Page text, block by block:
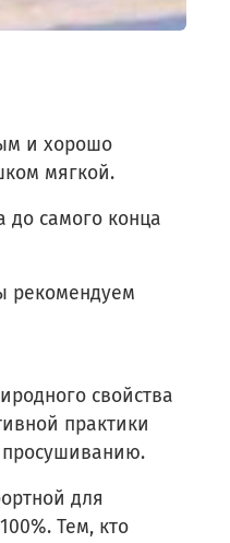
и хорошо
мягкой.
до самого конца
рекомендуем
свойства
практики
просушиванию.
для
Тем, кто